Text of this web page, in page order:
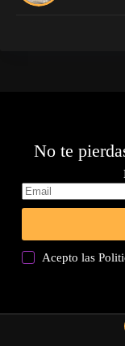
No te
Acepto las